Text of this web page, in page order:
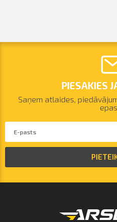
PIESAKIES
Saņem atlaides,